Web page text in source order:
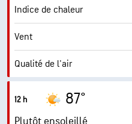
Indice de chaleur
Vent
Qualité de l'air
Indice UV maximal
Rafales
12 h 87°
Plutôt ensoleillé